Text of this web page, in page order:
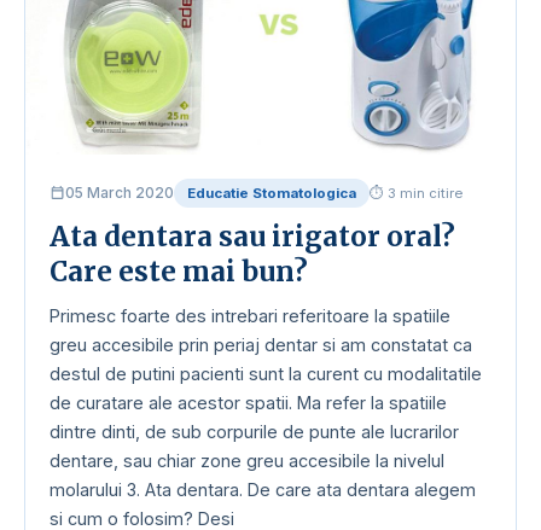
05 March 2020 Educatie Stomatologica ⏱ 3 min citire
Ata dentara sau irigator oral?
Care este mai bun?
Primesc foarte des intrebari referitoare la spatiile
greu accesibile prin periaj dentar si am constatat ca
destul de putini pacienti sunt la curent cu modalitatile
de curatare ale acestor spatii. Ma refer la spatiile
dintre dinti, de sub corpurile de punte ale lucrarilor
dentare, sau chiar zone greu accesibile la nivelul
molarului 3. Ata dentara. De care ata dentara alegem
si cum o folosim? Desi